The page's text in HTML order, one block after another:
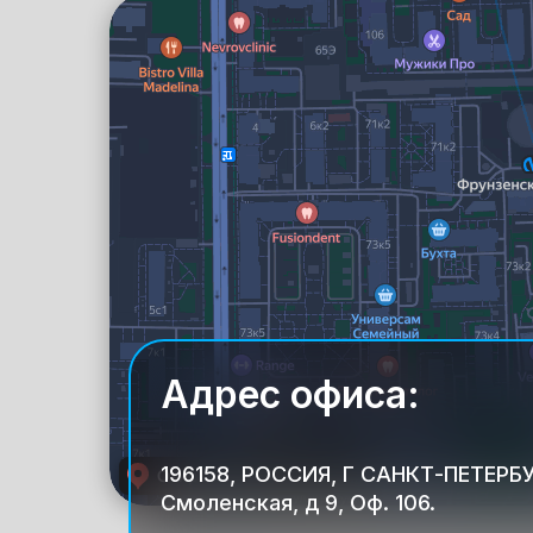
Смоленская улица, 9 — Яндекс Карты
Адрес офиса:
196158, РОССИЯ, Г САНКТ-
Смоленская, д 9, Оф. 106.